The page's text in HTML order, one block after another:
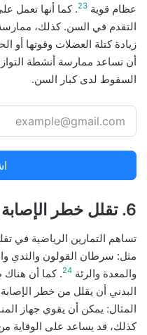
عظام قوية 23. كما أنها تعمل
التقدم في السن. كذلك،
زيادة كتلة العضلات وقوتها أو
أن تساعد ممارسة أنشطة
السقوط لدى كبار السن.
6. تقلل خطر الإصابة ببعض أنواع السرطان
تساهم التمارين الرياضية في
مثل: سرطان القولون والثدي
والمعدة والرئة 24. كما أن
البدني أن يقلل من خطر
المثال: يمكن أن يقوي جهاز
كذلك، قد يساعد على الوقاية